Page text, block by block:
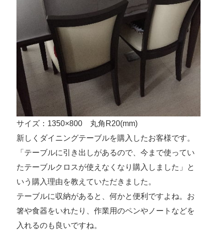
サイズ：1350×800 丸角R20(mm)
新しくダイニングテーブルを購入したお客様です。
「テーブルに引き出しがあるので、今まで使ってい
たテーブルクロスが使えなくなり購入しました」と
いう購入理由を教えていただきました。
テーブルに収納があると、何かと便利ですよね。お
箸や食器をいれたり、作業用のペンやノートなどを
入れるのも良いですね。